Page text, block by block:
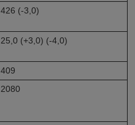
426 (-3,0)
25,0 (+3,0) (-4,0)
409
2080